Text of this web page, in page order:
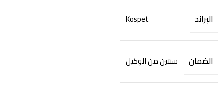
البراند Kospet
الضمان سنتين من الوكيل